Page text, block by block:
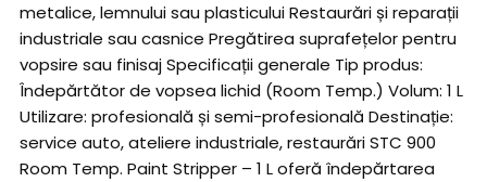
metalice, lemnului sau plasticului Restaurări și reparații
industriale sau casnice Pregătirea suprafețelor pentru
vopsire sau finisaj Specificații generale Tip produs:
Îndepărtător de vopsea lichid (Room Temp.) Volum: 1 L
Utilizare: profesională și semi-profesională Destinație:
service auto, ateliere industriale, restaurări STC 900
Room Temp. Paint Stripper – 1 L oferă îndepărtarea